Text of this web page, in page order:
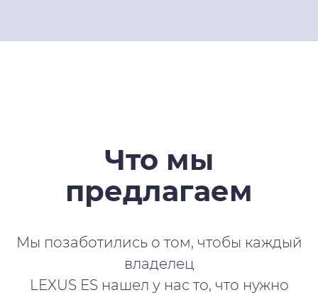
Что мы
предлагаем
Мы позаботились о том, чтобы каждый
владелец
LEXUS ES нашел у нас то, что нужно